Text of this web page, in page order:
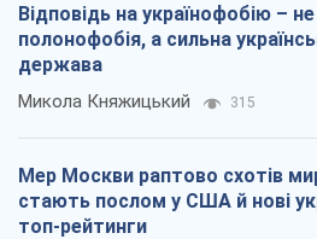
Відповідь на українофобію – не
полонофобія, а сильна
держава
Микола Княжицький 315
Мер Москви раптово схотів
стають послом у США й нові
топ-рейтинги